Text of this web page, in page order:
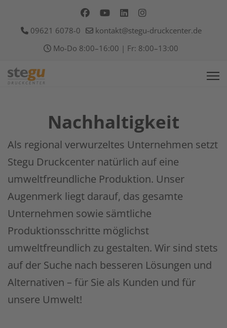
09621 6078-0
kontakt@stegu-druckcenter.de
Mo-Do 8:00–16:00 | Fr: 8:00–13:00
Nachhaltigkeit
Als regional verwurzeltes Unternehmen setzt
Stegu Druckcenter natürlich auf eine
umweltfreundliche Produktion. Unser
Augenmerk liegt darauf, das gesamte
Unternehmen sowie sämtliche
Produktionsschritte möglichst
umweltfreundlich zu gestalten. Wir sind stets
auf der Suche nach besseren Lösungen und
Alternativen – für Sie als Kunden und für
unsere Umwelt!